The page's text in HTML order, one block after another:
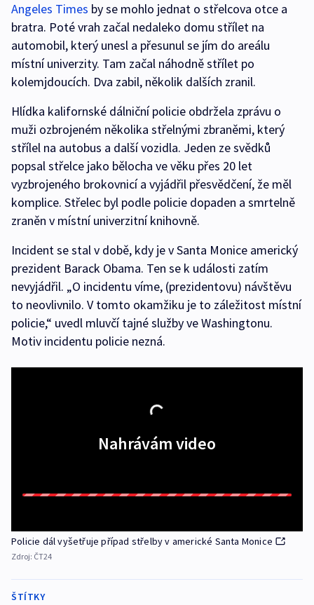
Angeles Times by se mohlo jednat o střelcova otce a
bratra. Poté vrah začal nedaleko domu střílet na
automobil, který unesl a přesunul se jím do areálu
místní univerzity. Tam začal náhodně střílet po
kolemjdoucích. Dva zabil, několik dalších zranil.
Hlídka kalifornské dálniční policie obdržela zprávu o
muži ozbrojeném několika střelnými zbraněmi, který
střílel na autobus a další vozidla. Jeden ze svědků
popsal střelce jako bělocha ve věku přes 20 let
vyzbrojeného brokovnicí a vyjádřil přesvědčení, že měl
komplice. Střelec byl podle policie dopaden a smrtelně
zraněn v místní univerzitní knihovně.
Incident se stal v době, kdy je v Santa Monice americký
prezident Barack Obama. Ten se k události zatím
nevyjádřil. „O incidentu víme, (prezidentovu) návštěvu
to neovlivnilo. V tomto okamžiku je to záležitost místní
policie,“ uvedl mluvčí tajné služby ve Washingtonu.
Motiv incidentu policie nezná.
Nahrávám video
Policie dál vyšetřuje případ střelby v americké Santa Monice
Zdroj: ČT24
ŠTÍTKY